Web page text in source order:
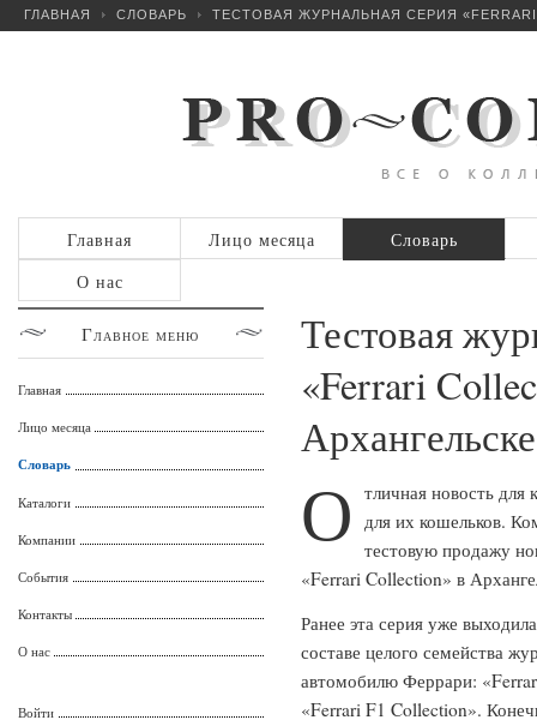
ГЛАВНАЯ СЛОВАРЬ ТЕСТОВАЯ ЖУРНАЛЬНАЯ СЕРИЯ «FERRARI
Главная Лицо месяца
Словарь
О нас
Тестовая
«Ferrari
Архангельске
О тличная новость для
для их кошельков.
тестовую продажу
«Ferrari Collection» в
Ранее эта серия уже
составе целого семейства
автомобилю Феррари:
«Ferrari F1 Collection».
Главное меню
Главная
Лицо месяца
Словарь
Каталоги
Компании
События
Контакты
О нас
Войти